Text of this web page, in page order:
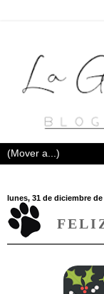
lunes, 31 de diciembre de